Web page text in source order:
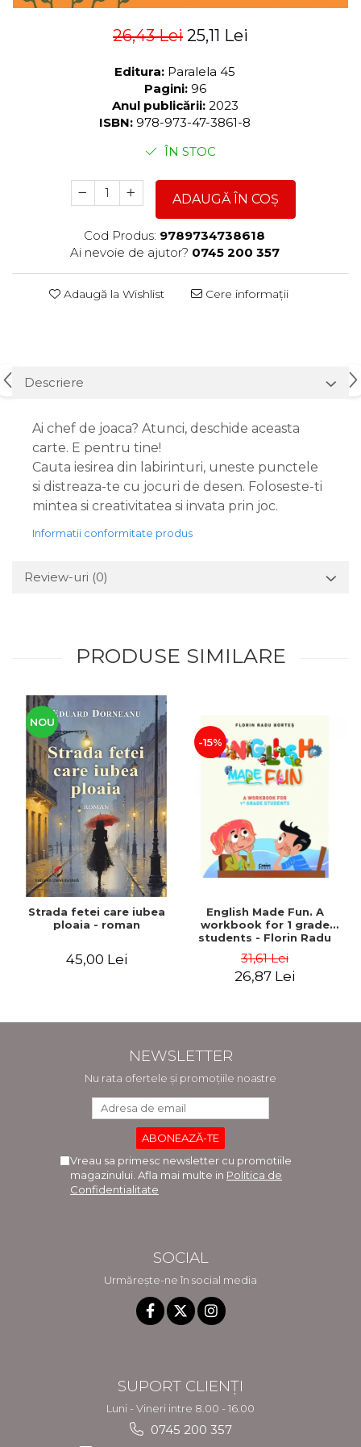
26,43 Lei 25,11 Lei
Editura: Paralela 45
Pagini: 96
Anul publicării: 2023
ISBN: 978-973-47-3861-8
ÎN STOC
ADAUGĂ ÎN COȘ
Cod Produs: 9789734738618
Ai nevoie de ajutor? 0745 200 357
Adaugă la Wishlist Cere informații
Descriere
Ai chef de joaca? Atunci, deschide aceasta
carte. E pentru tine!
Cauta iesirea din labirinturi, uneste punctele
si distreaza-te cu jocuri de desen. Foloseste-ti
mintea si creativitatea si invata prin joc.
Informatii conformitate produs
Review-uri (0)
PRODUSE SIMILARE
NOU
Strada fetei care iubea
ploaia - roman
45,00 Lei
-15%
English Made Fun. A
workbook for 1 grade
students - Florin Radu
Bortes
31,61 Lei
26,87 Lei
NEWSLETTER
Nu rata ofertele și promoțiile noastre
Vreau sa primesc newsletter cu promotiile
magazinului. Afla mai multe in Politica de
Confidentialitate
SOCIAL
Urmărește-ne în social media
SUPORT CLIENȚI
Luni - Vineri intre 8.00 - 16.00
0745 200 357